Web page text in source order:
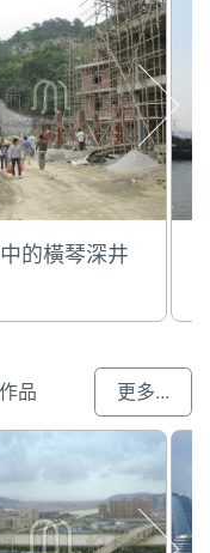
的橫琴深井
品 更多...